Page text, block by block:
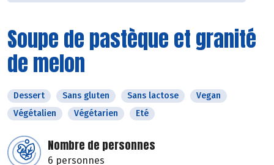
Soupe de pastèque et granité
de melon
Dessert Sans gluten Sans lactose
Vegan
Végétalien
Végétarien Eté
Nombre de personnes
6 personnes